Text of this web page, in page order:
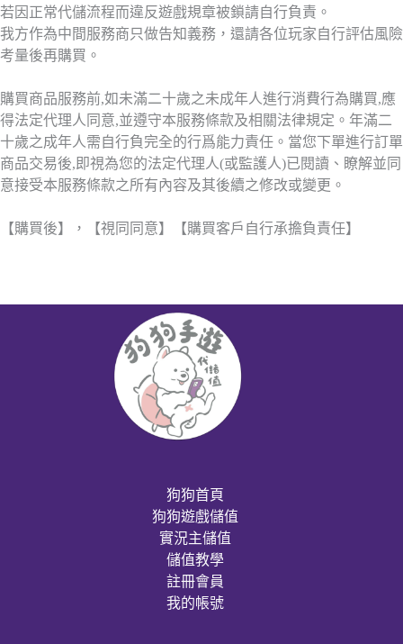
若因正常代儲流程而違反遊戲規章被鎖請自行負責。
我方作為中間服務商只做告知義務，還請各位玩家自行評估風險
考量後再購買。
購買商品服務前,如未滿二十歲之未成年人進行消費行為購買,應
得法定代理人同意,並遵守本服務條款及相關法律規定。年滿二
十歲之成年人需自行負完全的行爲能力責任。當您下單進行訂單
商品交易後,即視為您的法定代理人(或監護人)已閱讀、瞭解並同
意接受本服務條款之所有內容及其後續之修改或變更。
【購買後】，【視同同意】【購買客戶自行承擔負責任】
狗狗首頁
狗狗遊戲儲值
實況主儲值
儲值教學
註冊會員
我的帳號